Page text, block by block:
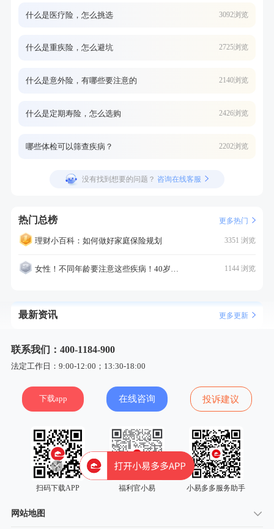
什么是医疗险，怎么挑选 3092浏览
什么是重疾险，怎么避坑 2725浏览
什么是意外险，有哪些要注意的 2140浏览
什么是定期寿险，怎么选购 2426浏览
哪些体检可以筛查疾病？ 2202浏览
没有找到想要的问题？ 咨询在线客服
热门总榜 更多热门
理财小百科：如何做好家庭保险规划 3351 浏览
女性！不同年龄要注意这些疾病！40岁的这个疾病最需要注意！ 1144 浏览
最新资讯 更多更新
联系我们：400-1184-900
法定工作日：9:00-12:00；13:30-18:00
下载app 在线咨询 投诉建议
扫码下载APP 福利官小易 小易多多服务助手
网站地图